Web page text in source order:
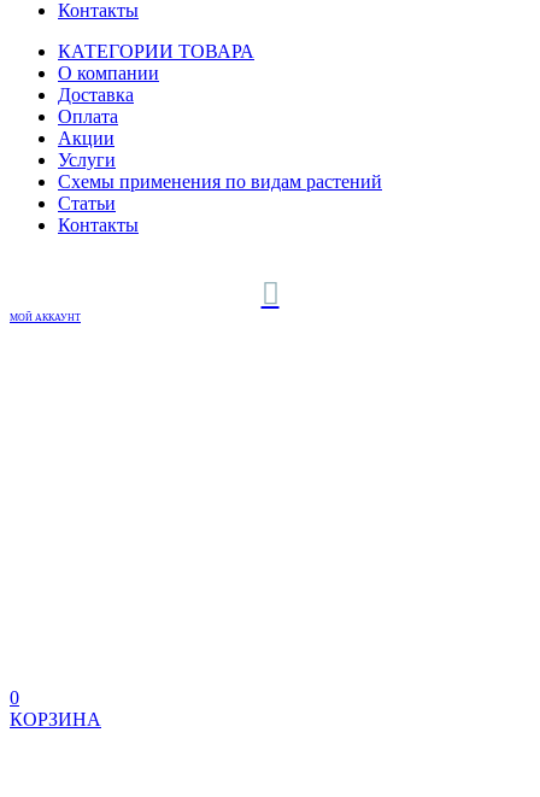
Контакты
КАТЕГОРИИ ТОВАРА
О компании
Доставка
Оплата
Акции
Услуги
Схемы применения по видам растений
Статьи
Контакты
МОЙ АККАУНТ
0
КОРЗИНА